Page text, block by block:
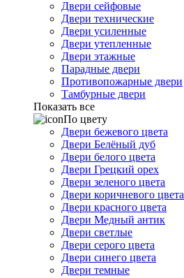
Двери сейфовые
Двери технические
Двери усиленные
Двери утепленные
Двери этажные
Парадные двери
Противопожарные двери
Тамбурные двери
Показать все
По цвету
Двери бежевого цвета
Двери Белёный дуб
Двери белого цвета
Двери Грецкий орех
Двери зеленого цвета
Двери коричневого цвета
Двери красного цвета
Двери Медный антик
Двери светлые
Двери серого цвета
Двери синего цвета
Двери темные